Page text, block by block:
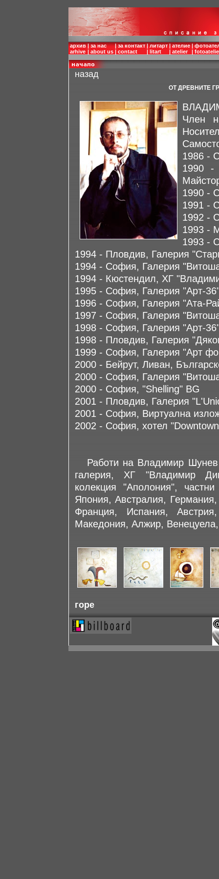
архив
arhive
|
|
за нас
about us
|
|
за контакт
contact
|
|
литарт
litart
|
|
ателие
atelier
|
|
назад
ОТ ДРЕВНИТЕ
Член
1986 -
1990 -
1990 -
1991 -
1992 -
1993 -
1993 -
1994 - Пловдив, Галерия
1994 - София, Галерия
1994 - Кюстендил, ХГ
1995 - София, Галерия "Арт-
1996 - София, Галерия "Ата-
1997 - София, Галерия
1998 - София, Галерия "Арт-
1998 - Пловдив, Галерия
1999 - София, Галерия "Арт
2000 - Бейрут, Ливан,
2000 - София, Галерия
2000 - София, "Shelling" BG
2001 - Пловдив, Галерия
2001 - София, Виртуална
2002 - София, хотел
Работи на Владимир Шунев
галерия, ХГ "Владимир
колекция "Аполония",
Япония, Австралия,
Франция, Испания,
Македония, Алжир,
горе